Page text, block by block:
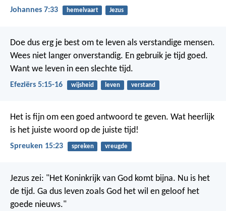
Johannes 7:33 hemelvaart Jezus
Doe dus erg je best om te leven als verstandige mensen.
Wees niet langer onverstandig. En gebruik je tijd goed.
Want we leven in een slechte tijd.
Efeziërs 5:15-16 wijsheid leven verstand
Het is fijn om een goed antwoord te geven. Wat heerlijk
is het juiste woord op de juiste tijd!
Spreuken 15:23 spreken vreugde
Jezus zei: "Het Koninkrijk van God komt bijna. Nu is het
de tijd. Ga dus leven zoals God het wil en geloof het
goede nieuws."